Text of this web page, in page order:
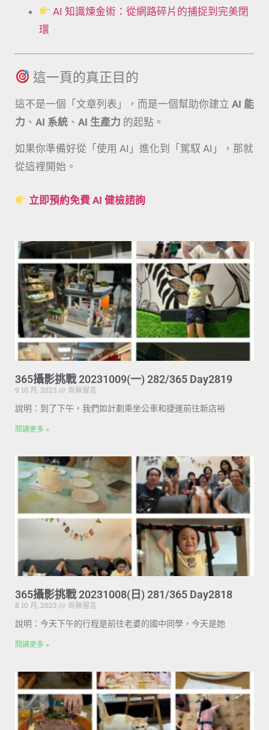
AI 知識煉金術：從網路碎片的捕捉到完美閉
環
這一頁的真正目的
這不是一個「文章列表」，而是一個幫助你建立 AI 能
力 、 AI 系統 、 AI 生產力 的起點。
如果你準備好從「使用 AI」進化到「駕馭 AI」，那就
從這裡開始。
立即預約免費 AI 健檢諮詢
365攝影挑戰 20231009(一) 282/365 Day2819
9 10 月, 2023
尚無留言
說明：到了下午，我們如計劃乘坐公車和捷運前往新店裕
閱讀更多 »
365攝影挑戰 20231008(日) 281/365 Day2818
8 10 月, 2023
尚無留言
說明：今天下午的行程是前往老婆的國中同學，今天是她
閱讀更多 »